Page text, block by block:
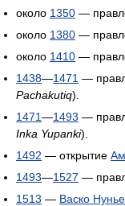
около 1350 —
около 1380 —
около 1410 —
1438—1471 —
Pachakutiq).
1471—1493 —
Inka Yupanki).
1492 — открытие
1493—1527 —
1513 — Васко